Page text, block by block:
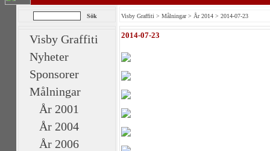
Visby Graffiti
Nyheter
Sponsorer
Målningar
År 2001
År 2004
År 2006
Visby Graffiti > Målningar> År 2014 > 2014-07-23
2014-07-23